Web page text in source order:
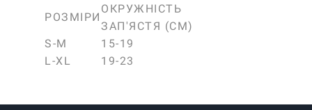
РОЗМІРИ
ОКРУЖНІСТЬ
ЗАП'ЯСТЯ (CM)
S-M
15-19
L-XL
19-23